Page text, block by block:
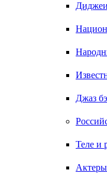
Джаз
Теле и